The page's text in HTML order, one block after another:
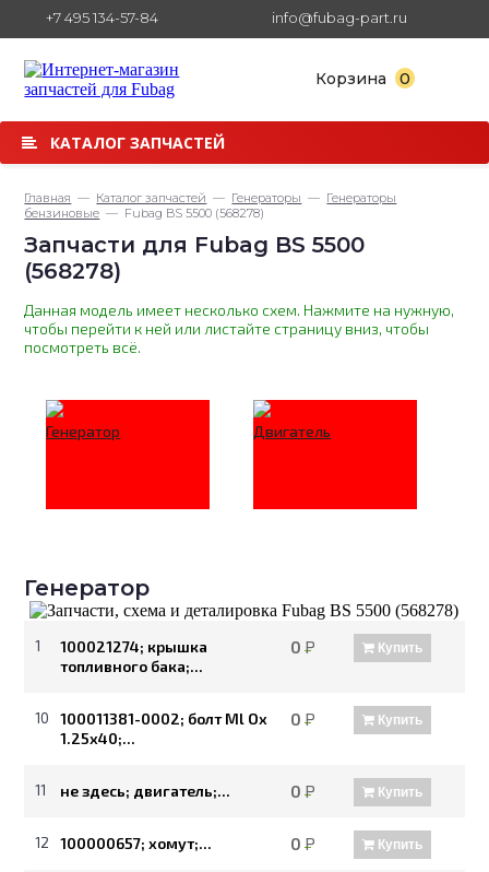
+7 495 134-57-84 info@fubag-part.ru
Корзина0
КАТАЛОГ ЗАПЧАСТЕЙ
Главная — Каталог запчастей — Генераторы — Генераторы
бензиновые — Fubag BS 5500 (568278)
Запчасти для Fubag BS 5500
(568278)
Данная модель имеет несколько схем. Нажмите на нужную,
чтобы перейти к ней или листайте страницу вниз, чтобы
посмотреть всё.
Генератор Двигатель
Генератор
1
100021274; крышка
топливного бака;...
0Р Купить
10
100011381-0002; болт Ml Ох
1.25x40;...
0Р Купить
11 не здесь; двигатель;... 0Р Купить
12 100000657; хомут;... 0Р Купить